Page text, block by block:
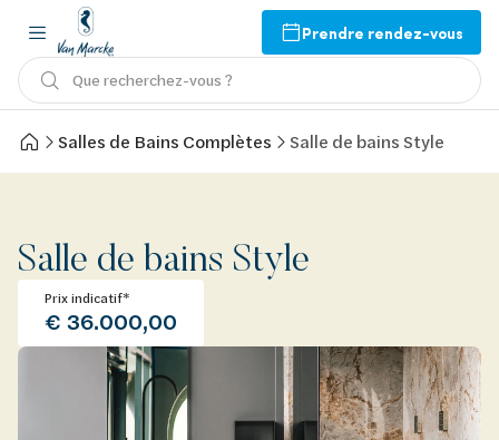
Prendre rendez-vous
Que recherchez-vous ?
Salles de Bains Complètes Salle de bains Style
Salle de bains Style
Prix indicatif*
€ 36.000,00